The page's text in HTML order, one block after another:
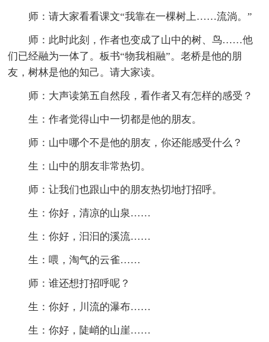
师：请大家看看课文“我靠在一棵树上……流淌。”
师：此时此刻，作者也变成了山中的树、鸟……他
们已经融为一体了。板书“物我相融”。老桥是他的朋
友，树林是他的知己。请大家读。
师：大声读第五自然段，看作者又有怎样的感受？
生：作者觉得山中一切都是他的朋友。
师：山中哪个不是他的朋友，你还能感受什么？
生：山中的朋友非常热切。
师：让我们也跟山中的朋友热切地打招呼。
生：你好，清凉的山泉……
生：你好，汩汩的溪流……
生：喂，淘气的云雀……
师：谁还想打招呼呢？
生：你好，川流的瀑布……
生：你好，陡峭的山崖……